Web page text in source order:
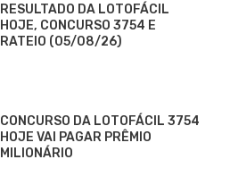
RESULTADO DA LOTOFÁCIL
HOJE, CONCURSO 3754 E
RATEIO (05/08/26)
CONCURSO DA LOTOFÁCIL 3754
HOJE VAI PAGAR PRÊMIO
MILIONÁRIO